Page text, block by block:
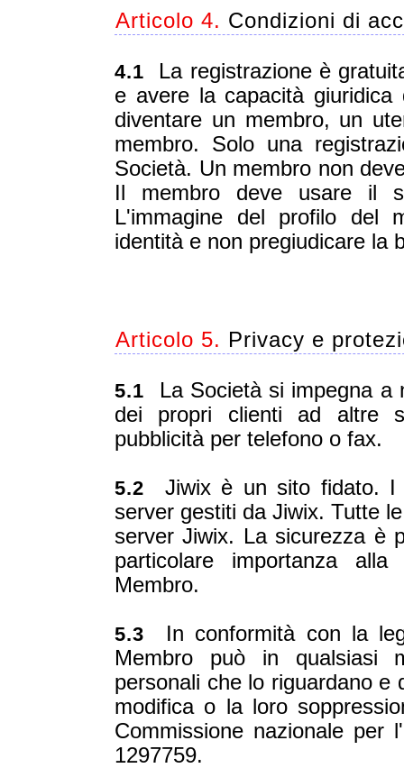
Articolo 4. Condizioni di
4.1 La registrazione è
e avere la capacità
diventare un membro, un
membro. Solo una
Società. Un membro non
Il membro deve usare il
L'immagine del profilo del
identità e non pregiudicare la
Articolo 5. Privacy e
5.1 La Società si impegna a
dei propri clienti ad altre
pubblicità per telefono o fax.
5.2 Jiwix è un sito fidato. I
server gestiti da Jiwix. Tutte
server Jiwix. La sicurezza è
particolare importanza
Membro.
5.3 In conformità con la
Membro può in qualsiasi
personali che lo riguardano e
modifica o la loro
Commissione nazionale per
1297759.